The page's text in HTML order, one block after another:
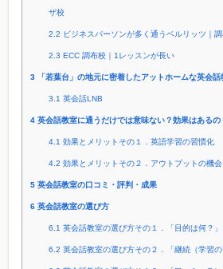
ザ校
2.2 ビジネスパーソンが多く通うベルリッツ｜
2.3 ECC 調布校｜1レッスンが長い
3 「若葉台」の地元に密着したアットホームな英会話
3.1 英会話LNB
4 英会話教室に通うだけでは意味ない？効果はあるの
4.1 効果とメリットその１．英語学習の習慣化
4.2 効果とメリットその２．アウトプットの機会
5 英会話教室の口コミ・評判・成果
6 英会話教室の選び方
6.1 英会話教室の選び方その１．「目的は何？」
6.2 英会話教室の選び方その２．「継続（学習の